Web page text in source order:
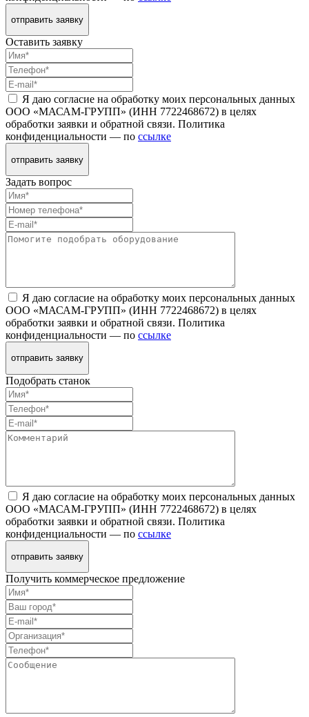
отправить заявку
Оставить заявку
Я даю согласие на обработку моих персональных данных
ООО «МАСАМ-ГРУПП» (ИНН 7722468672) в целях
обработки заявки и обратной связи. Политика
конфиденциальности — по ссылке
отправить заявку
Задать вопрос
Я даю согласие на обработку моих персональных данных
ООО «МАСАМ-ГРУПП» (ИНН 7722468672) в целях
обработки заявки и обратной связи. Политика
конфиденциальности — по ссылке
отправить заявку
Подобрать станок
Я даю согласие на обработку моих персональных данных
ООО «МАСАМ-ГРУПП» (ИНН 7722468672) в целях
обработки заявки и обратной связи. Политика
конфиденциальности — по ссылке
отправить заявку
Получить коммерческое предложение